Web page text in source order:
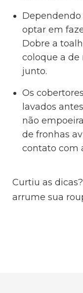
Dependendo
optar em
Dobre a
coloque a de
junto.
Os
lavados
não
de fronhas
contato com
Curtiu as
arrume sua